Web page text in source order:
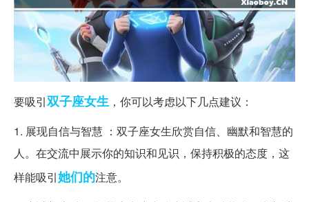
要吸引双子座女生 ，你可以考虑以下几点建议：
1. 展现自信与智慧 ：双子座女生欣赏自信、幽默和智慧的
人。在交流中展示你的知识和见识，保持积极的态度，这
样能吸引她们的注意。